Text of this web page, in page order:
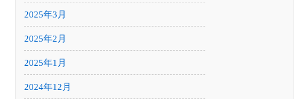
2025年3月
2025年2月
2025年1月
2024年12月